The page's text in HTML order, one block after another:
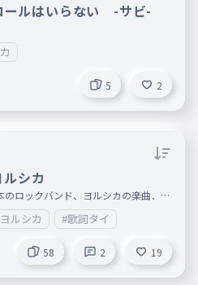
ールはいらない -サビ-
5 2
シカ
のロックバンド、ヨルシカの楽曲．
ンル： J-POP リリース： 2022年7月4
ルシカ #歌詞タイ
58 2 19